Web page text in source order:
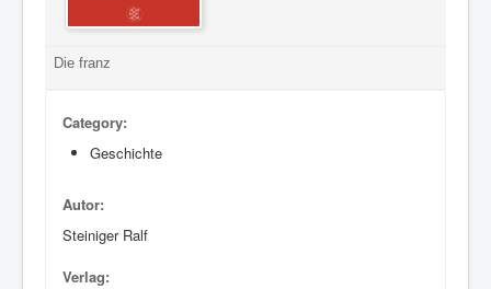
Die franz
Category:
Geschichte
Autor:
Steiniger Ralf
Verlag: